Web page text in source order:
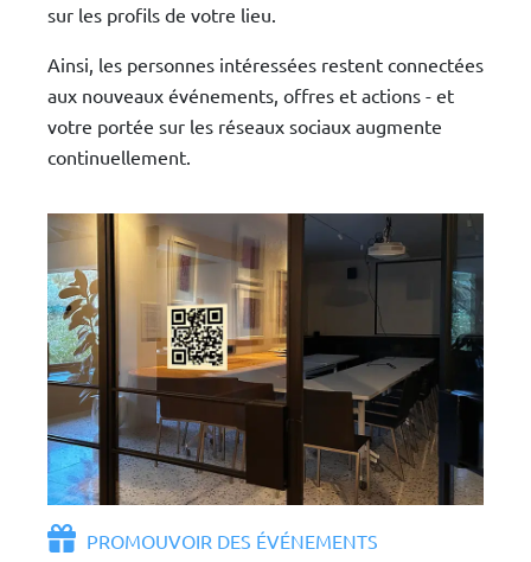
sur les profils de votre lieu.
Ainsi, les personnes intéressées restent connectées
aux nouveaux événements, offres et actions - et
votre portée sur les réseaux sociaux augmente
continuellement.
PROMOUVOIR DES ÉVÉNEMENTS